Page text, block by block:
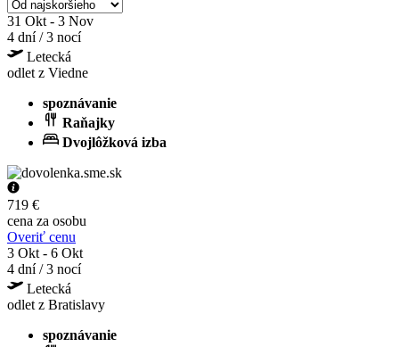
31 Okt - 3 Nov
4 dní / 3 nocí
Letecká
odlet z Viedne
spoznávanie
Raňajky
Dvojlôžková izba
719 €
cena za osobu
Overiť cenu
3 Okt - 6 Okt
4 dní / 3 nocí
Letecká
odlet z Bratislavy
spoznávanie